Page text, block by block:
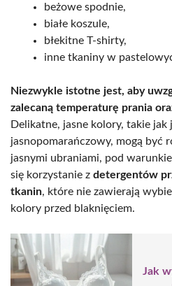
beżowe spodnie,
białe koszule,
błekitne T-shirty,
inne tkaniny w
Niezwykle istotne jest, aby
zalecaną temperaturę prania
Delikatne, jasne kolory, takie jak
jasnopomarańczowy, mogą być
jasnymi ubraniami, pod
się korzystanie z detergentów
tkanin, które nie zawierają
kolory przed blaknięciem.
Jak